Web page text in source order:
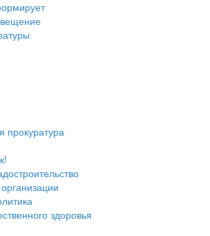
территории
прокуратура
здоровья